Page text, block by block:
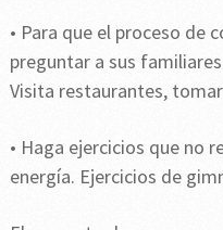
• Para que el proceso de
preguntar a sus
Visita restaurantes,
• Haga ejercicios que no
energía. Ejercicios de